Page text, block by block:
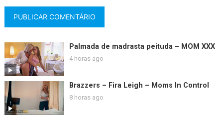
Palmada de madrasta peituda – MOM XXX
4 horas ago
Brazzers – Fira Leigh – Moms In Control
8 horas ago